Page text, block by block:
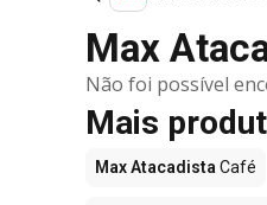
Max
Não foi possível
Mais
Max Atacadista Café